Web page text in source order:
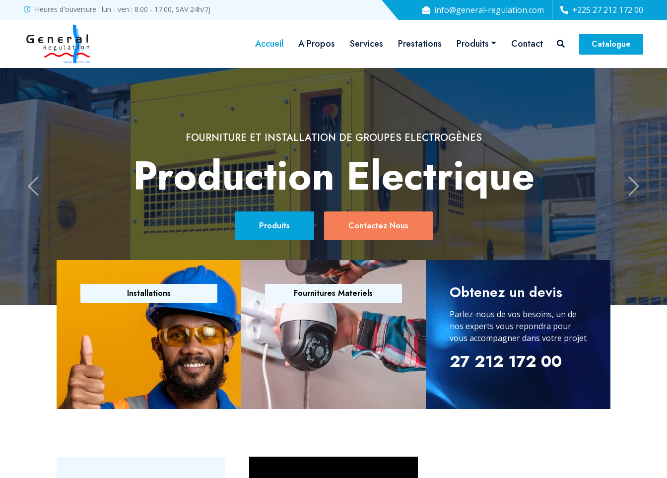
Heures d'ouverture : lun - ven : 8.00 - 17.00, SAV 24h/7j info@general-regulation.com +225 27 212 172 00
Accueil A Propos Services Prestations Produits Contact Catalogue
VIDÉOSURVEILLANCE & CONTRÔLE D'ACCÈS
Sécurité Electronique
Produits Contactez Nous
Previous Next
Installations Fournitures Materiels Obtenez un devis
Parlez-nous de vos besoins, un de
nos experts vous repondra pour
vous accompagner dans votre projet
27 212 172 00